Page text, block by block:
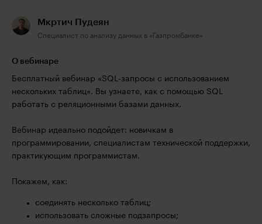
Мкртич Пудеян
Специалист по анализу данных в «Газпромбанке»
О вебинаре
Бесплатный вебинар «SQL-запросы с использованием
нескольких таблиц». Вы узнаете, как с помощью SQL
работать с реляционными базами данных.
Вебинар идеально подойдет: новичкам в
программировании, специалистам технической поддержки,
практикующим программистам.
Покажем, как:
соединять несколько таблиц;
использовать сложные подзапросы;